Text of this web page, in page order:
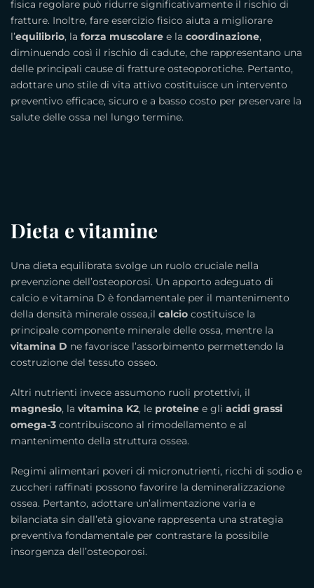
fisica regolare può ridurre significativamente il rischio di
fratture. Inoltre, fare esercizio fisico aiuta a migliorare
l’equilibrio, la forza muscolare e la coordinazione,
diminuendo così il rischio di cadute, che rappresentano una
delle principali cause di fratture osteoporotiche. Pertanto,
adottare uno stile di vita attivo costituisce un intervento
preventivo efficace, sicuro e a basso costo per preservare la
salute delle ossa nel lungo termine.
Dieta e vitamine
Una dieta equilibrata svolge un ruolo cruciale nella
prevenzione dell’osteoporosi. Un apporto adeguato di
calcio e vitamina D è fondamentale per il mantenimento
della densità minerale ossea,il calcio costituisce la
principale componente minerale delle ossa, mentre la
vitamina D ne favorisce l’assorbimento permettendo la
costruzione del tessuto osseo.
Altri nutrienti invece assumono ruoli protettivi, il
magnesio, la vitamina K2, le proteine e gli acidi grassi
omega-3 contribuiscono al rimodellamento e al
mantenimento della struttura ossea.
Regimi alimentari poveri di micronutrienti, ricchi di sodio e
zuccheri raffinati possono favorire la demineralizzazione
ossea. Pertanto, adottare un’alimentazione varia e
bilanciata sin dall’età giovane rappresenta una strategia
preventiva fondamentale per contrastare la possibile
insorgenza dell’osteoporosi.